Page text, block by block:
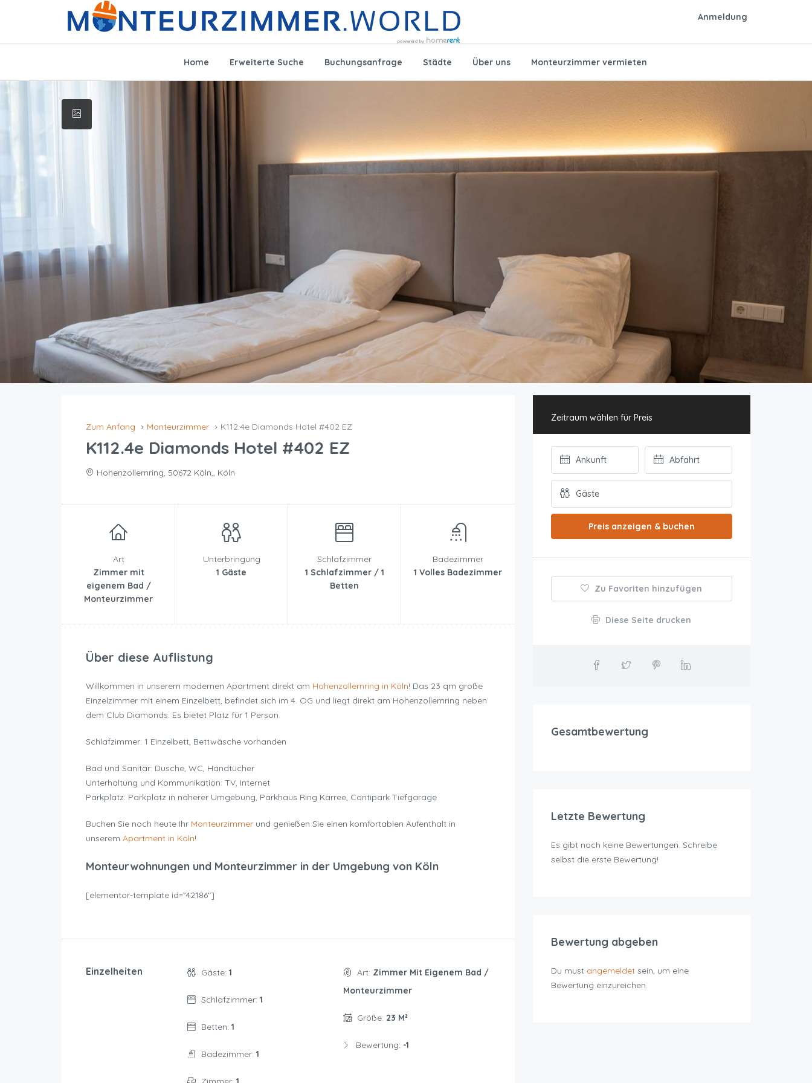
Anmeldung
Home Erweiterte Suche Buchungsanfrage Städte Über uns Monteurzimmer vermieten
Zum Anfang Monteurzimmer K112.4e Diamonds Hotel #402 EZ
K112.4e Diamonds Hotel #402 EZ
Hohenzollernring, 50672 Köln,, Köln
Art
Zimmer mit
eigenem Bad /
Monteurzimmer
Unterbringung
1 Gäste
Schlafzimmer
1 Schlafzimmer / 1
Betten
Badezimmer
1 Volles Badezimmer
Über diese Auflistung
Willkommen in unserem modernen Apartment direkt am Hohenzollernring in Köln! Das 23 qm große
Einzelzimmer mit einem Einzelbett, befindet sich im 4. OG und liegt direkt am Hohenzollernring neben
dem Club Diamonds. Es bietet Platz für 1 Person.
Schlafzimmer: 1 Einzelbett, Bettwäsche vorhanden
Bad und Sanitär: Dusche, WC, Handtücher
Unterhaltung und Kommunikation: TV, Internet
Parkplatz: Parkplatz in näherer Umgebung, Parkhaus Ring Karree, Contipark Tiefgarage
Buchen Sie noch heute Ihr Monteurzimmer und genießen Sie einen komfortablen Aufenthalt in
unserem Apartment in Köln!
Monteurwohnungen und Monteurzimmer in der Umgebung von Köln
[elementor-template id=”42186″]
Einzelheiten Gäste: 1
Schlafzimmer: 1
Betten: 1
Badezimmer: 1
Art: Zimmer Mit Eigenem Bad /
Monteurzimmer
Größe: 23 M²
Bewertung: -1
Zeitraum wählen für Preis
Preis anzeigen & buchen
Zu Favoriten hinzufügen
Diese Seite drucken
Gesamtbewertung
Letzte Bewertung
Es gibt noch keine Bewertungen. Schreibe
selbst die erste Bewertung!
Bewertung abgeben
Du must angemeldet sein, um eine
Bewertung einzureichen.